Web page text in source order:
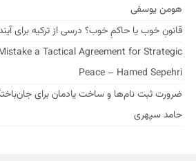
هومن یوسفی
قانونِ خوب یا حاکمِ خوب؟ درسی از ترکیه برای
a Tactical Agreement for Strategic
Peace – Hamed Sepehri
ضرورت ثبت نام‌ها و ساخت یادمان برای
حامد سپهری